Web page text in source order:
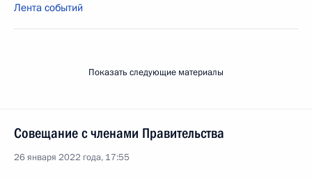
Лента событий
Показать следующие материалы
Совещание с членами Правительства
26 января 2022 года, 17:55